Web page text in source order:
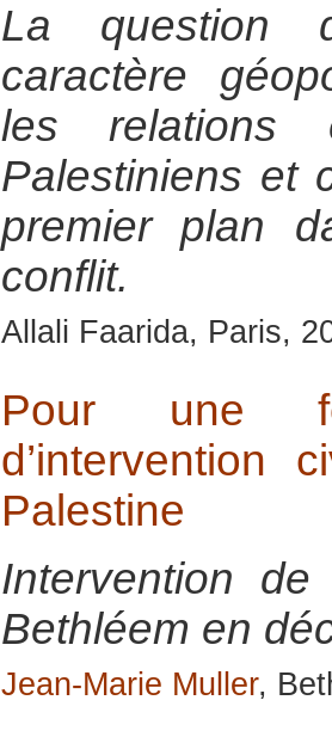
La question
caractère
les relations
Palestiniens et
premier plan
conflit.
Allali Faarida, Paris,
Pour une
d’intervention
Palestine
Intervention
Bethléem en
Jean-Marie Muller,